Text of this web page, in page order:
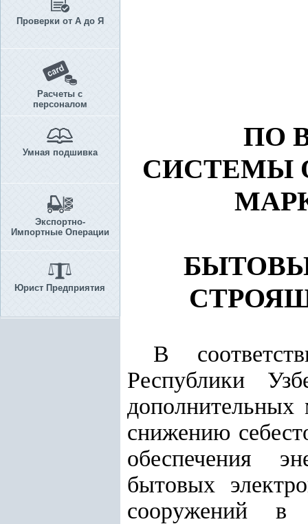
Проверки от А до Я
Расчеты с
персоналом
Умная подшивка
Экспортно-
Импортные Операции
Юрист Предприятия
ПО
СИСТЕМЫ
В
Республики
дополнительных
снижению
обеспечения
бытовых
сооружений в